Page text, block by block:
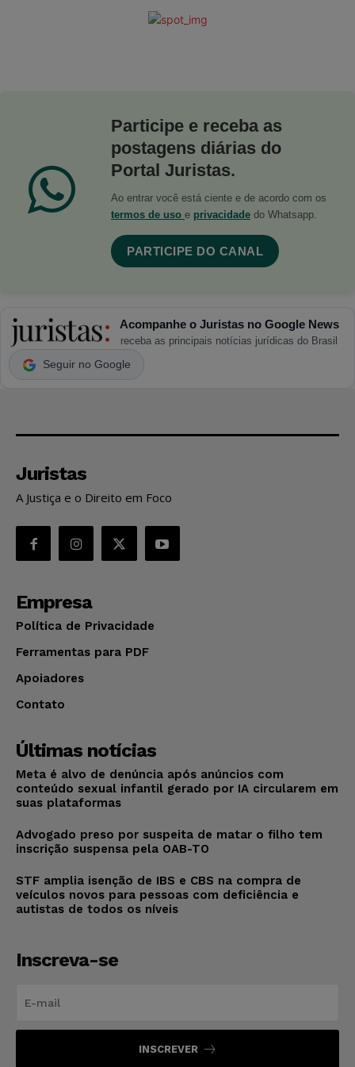
Participe e receba as
postagens diárias do
Portal Juristas.
Ao entrar você está ciente e de acordo com os
termos de uso e privacidade do Whatsapp.
PARTICIPE DO CANAL
Acompanhe o Juristas no Google News
receba as principais notícias jurídicas do Brasil
Seguir no Google
Juristas
A Justiça e o Direito em Foco
Empresa
Política de Privacidade
Ferramentas para PDF
Apoiadores
Contato
Últimas notícias
Meta é alvo de denúncia após anúncios com
conteúdo sexual infantil gerado por IA circularem em
suas plataformas
Advogado preso por suspeita de matar o filho tem
inscrição suspensa pela OAB-TO
STF amplia isenção de IBS e CBS na compra de
veículos novos para pessoas com deficiência e
autistas de todos os níveis
Inscreva-se
INSCREVER